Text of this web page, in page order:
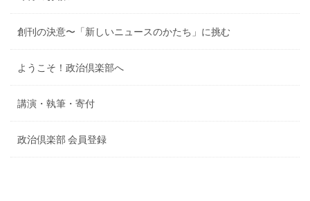
創刊の決意〜「新しいニュースのかたち」に挑む
ようこそ！政治倶楽部へ
講演・執筆・寄付
政治倶楽部 会員登録